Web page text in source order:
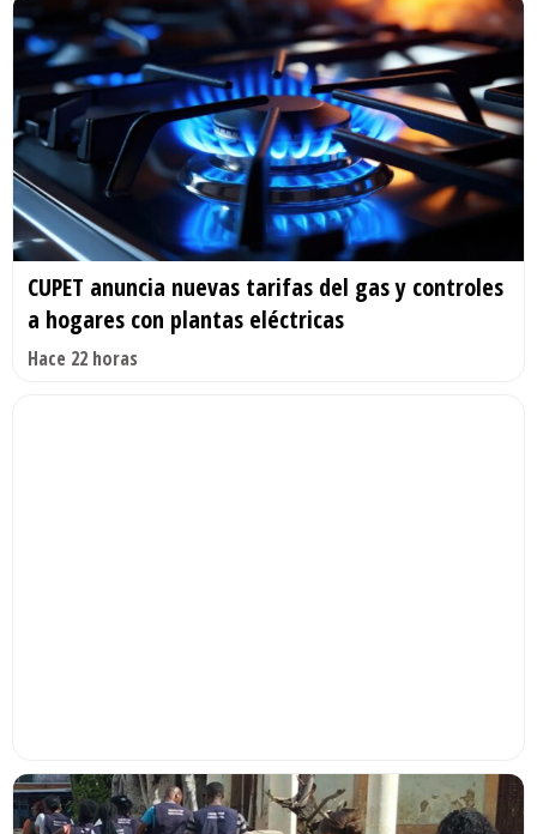
CUPET anuncia nuevas tarifas del gas y controles
a hogares con plantas eléctricas
Hace 22 horas